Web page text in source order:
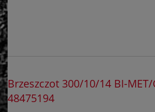
Brzeszczot 300/10/14 BI-
48475194